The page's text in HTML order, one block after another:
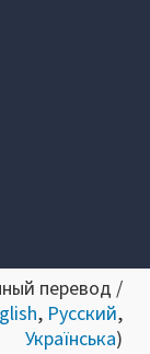
перевод /
, Русский,
Українська)